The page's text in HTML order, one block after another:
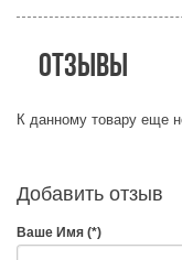
Отзывы
К данному товару еще
Добавить отзыв
Ваше Имя (*)